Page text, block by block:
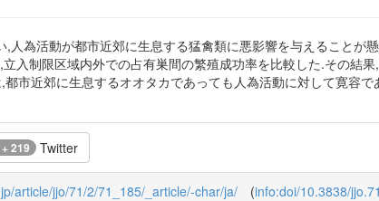
,人為活動が都市近郊に生息する猛禽類に悪影響を与えること
入制限区域内外での占有巣間の繁殖成功率を比較した.その結
市近郊に生息するオオタカであっても人為活動に対して寛容
219 Twitter
article/jjo/71/2/71_185/_article/-char/ja/ (info:doi/10.3838/